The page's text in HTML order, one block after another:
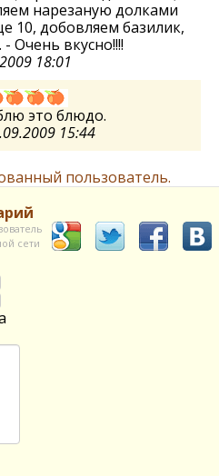
нарезаную долками
10, добовляем базилик,
Очень вкусно!!!!
18:01
это блюдо.
15:44
пользователь.
сети